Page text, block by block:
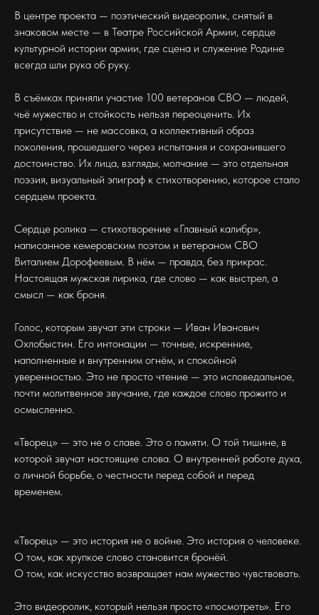
В центре проекта — поэтический видеоролик, снятый в
знаковом месте — в Театре Российской Армии, сердце
культурной истории армии, где сцена и служение Родине
всегда шли рука об руку.
В съёмках приняли участие 100 ветеранов СВО — людей,
чьё мужество и стойкость нельзя переоценить. Их
присутствие — не массовка, а коллективный образ
поколения, прошедшего через испытания и сохранившего
достоинство. Их лица, взгляды, молчание — это отдельная
поэзия, визуальный эпиграф к стихотворению, которое стало
сердцем проекта.
Сердце ролика — стихотворение «Главный калибр»,
написанное кемеровским поэтом и ветераном СВО
Виталием Дорофеевым. В нём — правда, без прикрас.
Настоящая мужская лирика, где слово — как выстрел, а
смысл — как броня.
Голос, которым звучат эти строки — Иван Иванович
Охлобыстин. Его интонации — точные, искренние,
наполненные и внутренним огнём, и спокойной
уверенностью. Это не просто чтение — это исповедальное,
почти молитвенное звучание, где каждое слово прожито и
осмысленно.
«Творец» — это не о славе. Это о памяти. О той тишине, в
которой звучат настоящие слова. О внутренней работе духа,
о личной борьбе, о честности перед собой и перед
временем.
«Творец» — это история не о войне. Это история о человеке.
О том, как хрупкое слово становится бронёй.
О том, как искусство возвращает нам мужество чувствовать.
Это видеоролик, который нельзя просто «посмотреть». Его